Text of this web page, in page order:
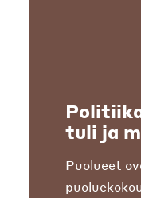
tuli ja
Puolueet